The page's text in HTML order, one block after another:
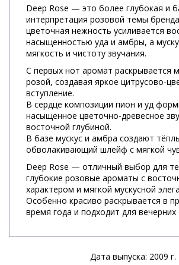
Deep Rose — это более глубокая и
интерпретация розовой темы
цветочная нежность усиливается
насыщенностью уда и амбры, а
мягкость и чистоту звучания.
С первых нот аромат раскрывается
розой, создавая яркое цитрусово-
вступление.
В сердце композиции пион и уд
насыщенное цветочно-древесное
восточной глубиной.
В базе мускус и амбра создают
обволакивающий шлейф с мягкой
Deep Rose — отличный выбор для
глубокие розовые ароматы с
характером и мягкой мускусной
Особенно красиво раскрывается в
время года и подходит для вечерних
Дата выпуска: 2009 г.